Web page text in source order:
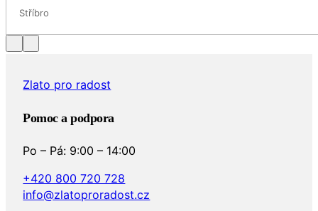
Stříbro
Zlato pro radost
Pomoc a podpora
Po – Pá: 9:00 – 14:00
+420 800 720 728
info@zlatoproradost.cz